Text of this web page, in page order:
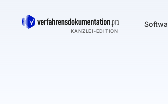
KANZLEI-EDITION